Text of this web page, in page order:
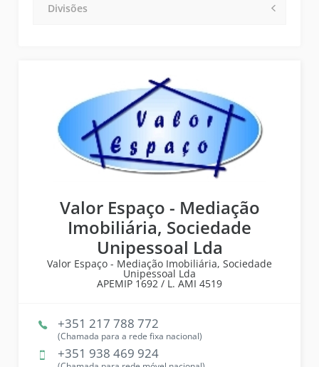
Divisões
Valor Espaço - Mediação
Imobiliária, Sociedade
Unipessoal Lda
Valor Espaço - Mediação Imobiliária, Sociedade
Unipessoal Lda
APEMIP 1692 / L. AMI 4519
+351 217 788 772
(Chamada para a rede fixa nacional)
+351 938 469 924